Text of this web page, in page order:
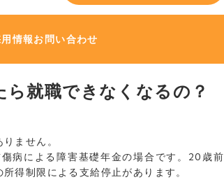
情報お問い合わせ
就職できなくなるの？
ません。
病による障害基礎年金の場合です。20歳前
得制限による支給停止があります。